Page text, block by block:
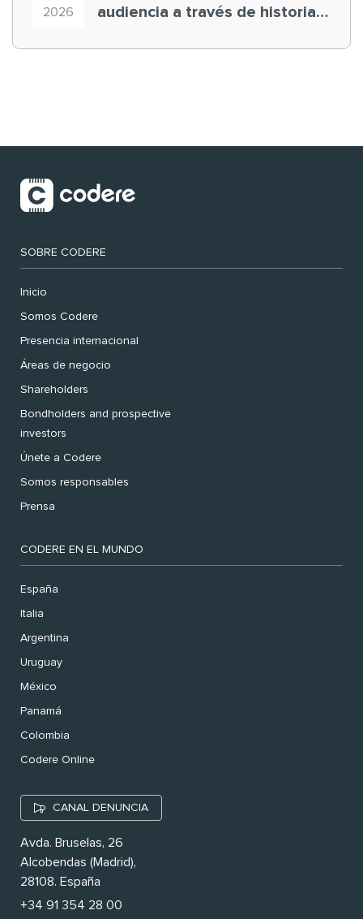
2026
audiencia a través de historias
SOBRE CODERE
Inicio
Somos Codere
Presencia internacional
Áreas de negocio
Shareholders
Bondholders and prospective
investors
Únete a Codere
Somos responsables
Prensa
CODERE EN EL MUNDO
España
Italia
Argentina
Uruguay
México
Panamá
Colombia
Codere Online
CANAL DENUNCIA
Avda. Bruselas, 26
Alcobendas (Madrid),
28108. España
+34 91 354 28 00